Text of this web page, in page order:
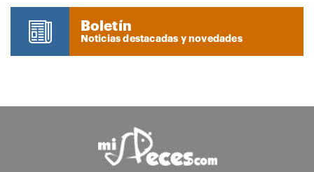
Boletín
Noticias destacadas y novedades